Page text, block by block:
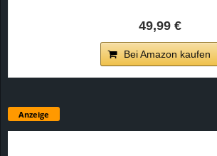
49,99 €
Bei Amazon kaufen
Anzeige